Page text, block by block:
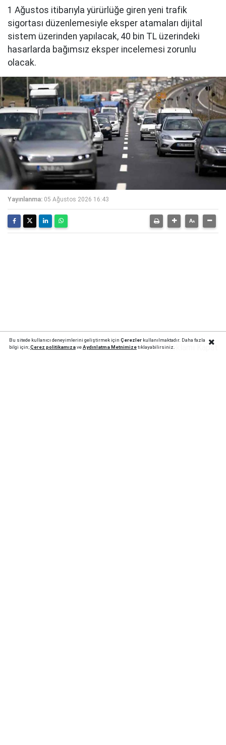
1 Ağustos itibarıyla yürürlüğe giren yeni trafik
sigortası düzenlemesiyle eksper atamaları dijital
sistem üzerinden yapılacak, 40 bin TL üzerindeki
hasarlarda bağımsız eksper incelemesi zorunlu
olacak.
Yayınlanma: 05 Ağustos 2026 16:43
Bu sitede kullanıcı deneyimlerini geliştirmek için Çerezlerkullanılmaktadır. Daha fazla
bilgi için;Çerez politikamızaveAydınlatma Metnimizetıklayabilirsiniz.Reklamı Kapat